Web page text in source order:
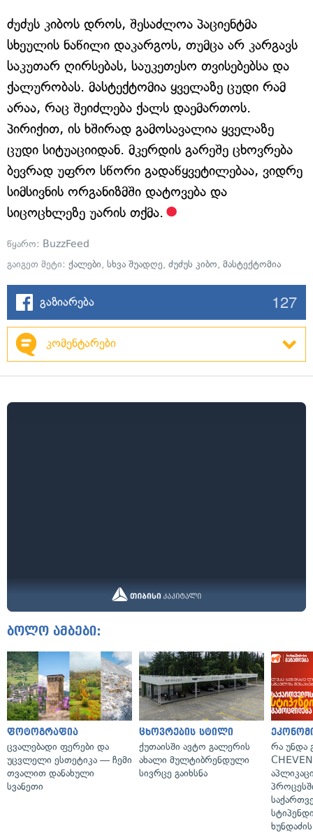
ძუძუს კიბოს დროს, შესაძლოა პაციენტმა
სხეულის ნაწილი დაკარგოს, თუმცა არ კარგავს
საკუთარ ღირსებას, საუკეთესო თვისებებსა და
ქალურობას. მასტექტომია ყველაზე ცუდი რამ
არაა, რაც შეიძლება ქალს დაემართოს.
პირიქით, ის ხშირად გამოსავალია ყველაზე
ცუდი სიტუაციიდან. მკერდის გარეშე ცხოვრება
ბევრად უფრო სწორი გადაწყვეტილებაა, ვიდრე
სიმსივნის ორგანიზმში დატოვება და
სიცოცხლეზე უარის თქმა.
წყარო: BuzzFeed
გაიგეთ მეტი: ქალები, სხვა შუადღე, ძუძუს კიბო, მასტექტომია
გაზიარება 127
კომენტარები
ბოლო ამბები:
ფოტოგრაფია
ცვალებადი ფერები და
უცვლელი ესთეტიკა — ჩემი
თვალით დანახული
სვანეთი
ცხოვრების სტილი
ქუთაისში ავტო გალერის
ახალი მულტიბრენდული
სივრცე გაიხსნა
რა უნდა